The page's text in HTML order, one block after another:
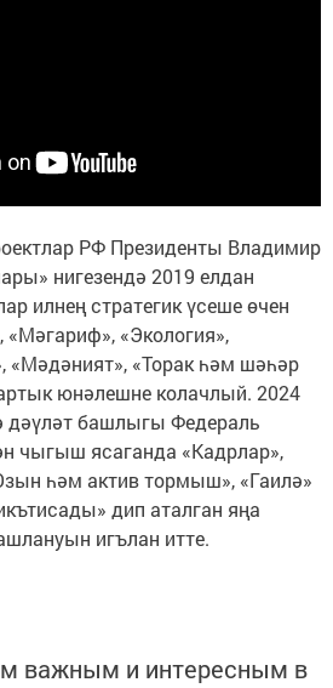
РФ Президенты Владимир
нигезендә 2019 елдан
илнең стратегик үсеше өчен
«Мәгариф», «Экология»,
«Мәдәният», «Торак һәм шәһәр
юнәлешне колачлый. 2024
дәүләт башлыгы Федераль
чыгыш ясаганда «Кадрлар»,
һәм актив тормыш», «Гаилә»
дип аталган яңа
игълан итте.
важным и интересным в